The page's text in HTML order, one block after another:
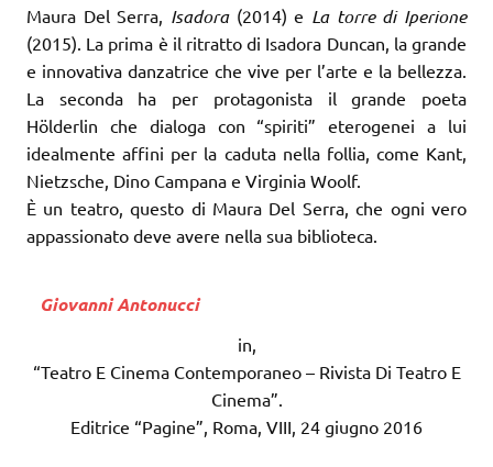
Maura Del Serra, Isadora(2014) e La torre di Iperione
(2015). La prima è il ritratto di Isadora Duncan, la grande
e innovativa danzatrice che vive per l’arte e la bellezza.
La seconda ha per protagonista il grande poeta
Hölderlin che dialoga con “spiriti” eterogenei a lui
idealmente affini per la caduta nella follia, come Kant,
Nietzsche, Dino Campana e Virginia Woolf.
È un teatro, questo di Maura Del Serra, che ogni vero
appassionato deve avere nella sua biblioteca.
Giovanni Antonucci
in,
“Teatro E Cinema Contemporaneo – Rivista Di Teatro E
Cinema”.
Editrice “Pagine”, Roma, VIII, 24 giugno 2016